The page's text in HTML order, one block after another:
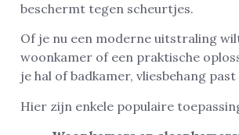
beschermt tegen scheurtjes.
Of je nu een moderne uitstraling
woonkamer of een praktische
je hal of badkamer, vliesbehang
Hier zijn enkele populaire